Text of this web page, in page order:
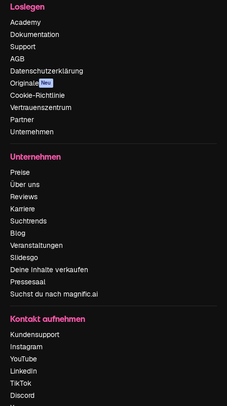
Loslegen
Academy
Dokumentation
Support
AGB
Datenschutzerklärung
Originale Neu
Cookie-Richtlinie
Vertrauenszentrum
Partner
Unternehmen
Unternehmen
Preise
Über uns
Reviews
Karriere
Suchtrends
Blog
Veranstaltungen
Slidesgo
Deine Inhalte verkaufen
Pressesaal
Suchst du nach magnific.ai
Kontakt aufnehmen
Kundensupport
Instagram
YouTube
LinkedIn
TikTok
Discord